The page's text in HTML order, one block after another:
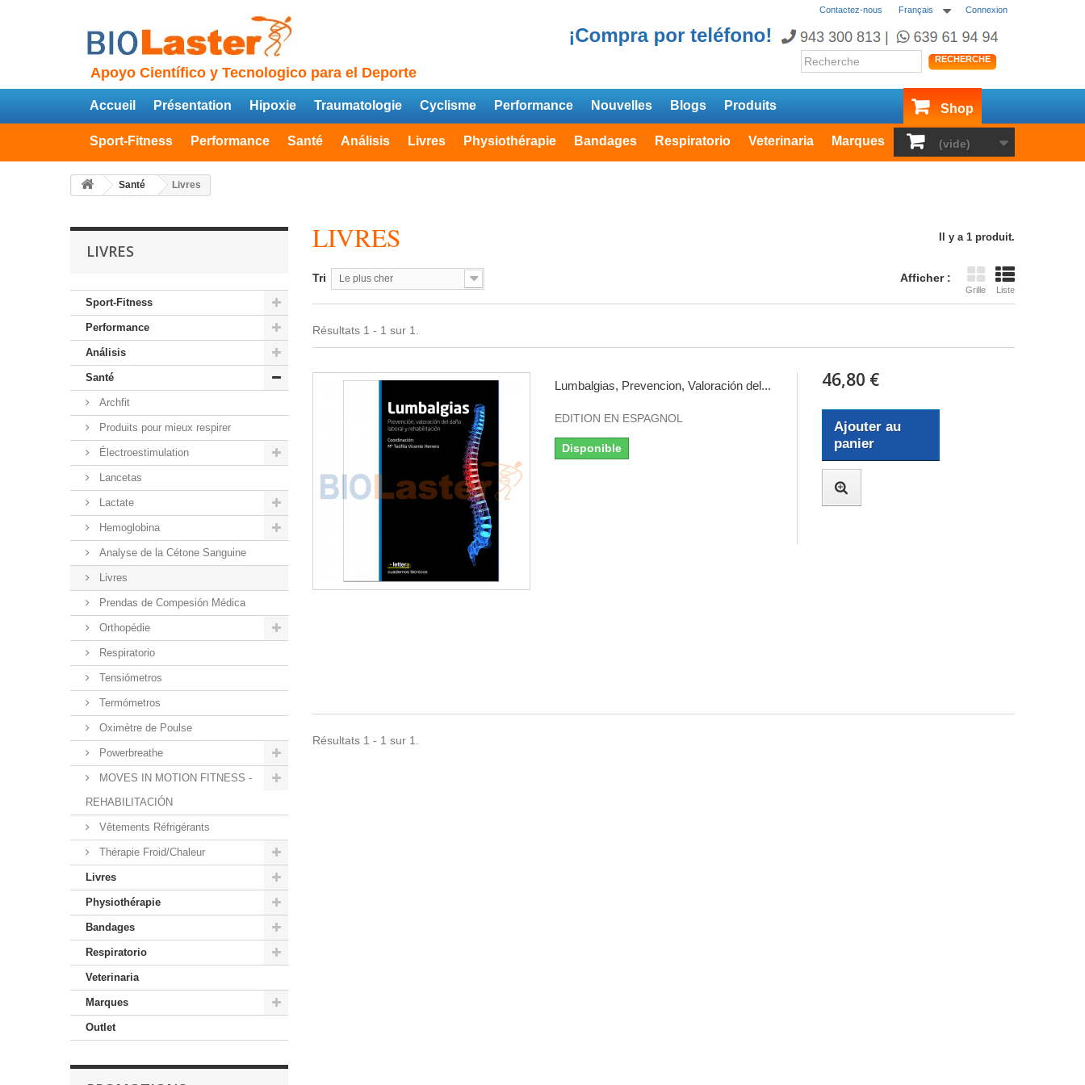
Connexion
Français
Contactez-nous
Apoyo Científico y Tecnologico para el Deporte
RECHERCHE
(vide)
Accueil Présentation Hipoxie Traumatologie Cyclisme Performance Nouvelles Blogs Produits Shop
Sport-Fitness Performance Santé Análisis Livres Physiothérapie Bandages Respiratorio Veterinaria Marques Outlet
Santé Livres
LIVRES
Sport-Fitness
Performance
Análisis
Santé
Archfit
Produits pour mieux respirer
Électroestimulation
Lancetas
Lactate
Hemoglobina
Analyse de la Cétone Sanguine
Livres
Prendas de Compesión Médica
Orthopédie
Respiratorio
Tensiómetros
Termómetros
Oximètre de Poulse
Powerbreathe
MOVES IN MOTION FITNESS -
REHABILITACIÓN
Vêtements Réfrigérants
Thérapie Froid/Chaleur
Livres
Physiothérapie
Bandages
Respiratorio
Veterinaria
Marques
Outlet
LIVRES Il y a 1 produit.
Afficher :
Grille Liste
Tri Le plus cher
Résultats 1 - 1 sur 1.
Lumbalgias, Prevencion, Valoración del...
EDITION EN ESPAGNOL
Disponible
46,80 €
Ajouter au
panier
Résultats 1 - 1 sur 1.